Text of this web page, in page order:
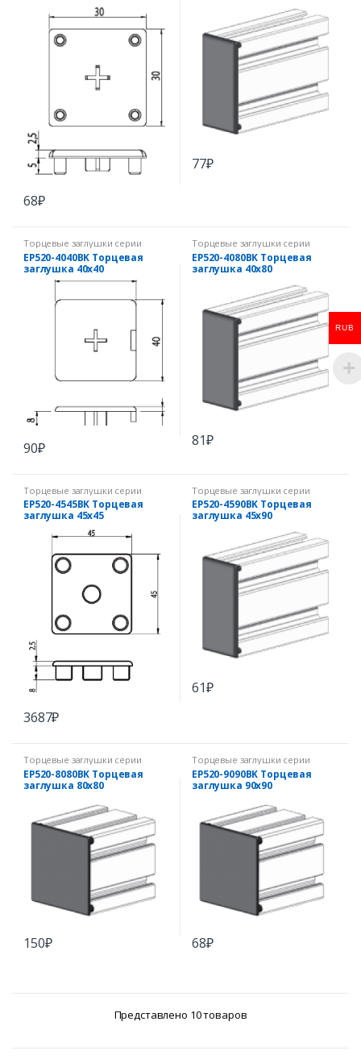
68₽
77₽
Торцевые заглушки серии
EcoPRO
EP520-4040BK Торцевая
заглушка 40х40
90₽
Торцевые заглушки серии
EcoPRO
EP520-4080BK Торцевая
заглушка 40х80
81₽
Торцевые заглушки серии
EcoPRO
EP520-4545BK Торцевая
заглушка 45х45
3687₽
Торцевые заглушки серии
EcoPRO
EP520-4590BK Торцевая
заглушка 45х90
61₽
Торцевые заглушки серии
EcoPRO
EP520-8080BK Торцевая
заглушка 80х80
150₽
Торцевые заглушки серии
EcoPRO
EP520-9090BK Торцевая
заглушка 90х90
68₽
Представлено 10 товаров
RUB